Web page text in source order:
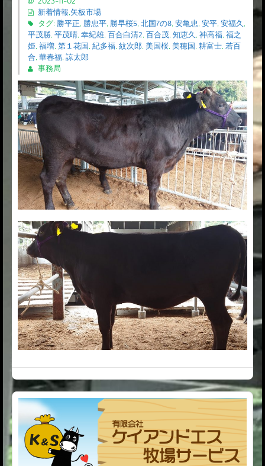
新着情報,矢板市場
タグ: 勝平正 , 勝忠平, 勝早桜5, 北国7の8, 安亀忠, 安平, 安福久 ,
平茂勝, 平茂晴, 幸紀雄, 百合白清2, 百合茂, 知恵久 , 神高福, 福之
姫, 福増, 第１花国 , 紀多福, 紋次郎, 美国桜, 美穂国 , 耕富士, 若百
合, 華春福, 諒太郎
事務局